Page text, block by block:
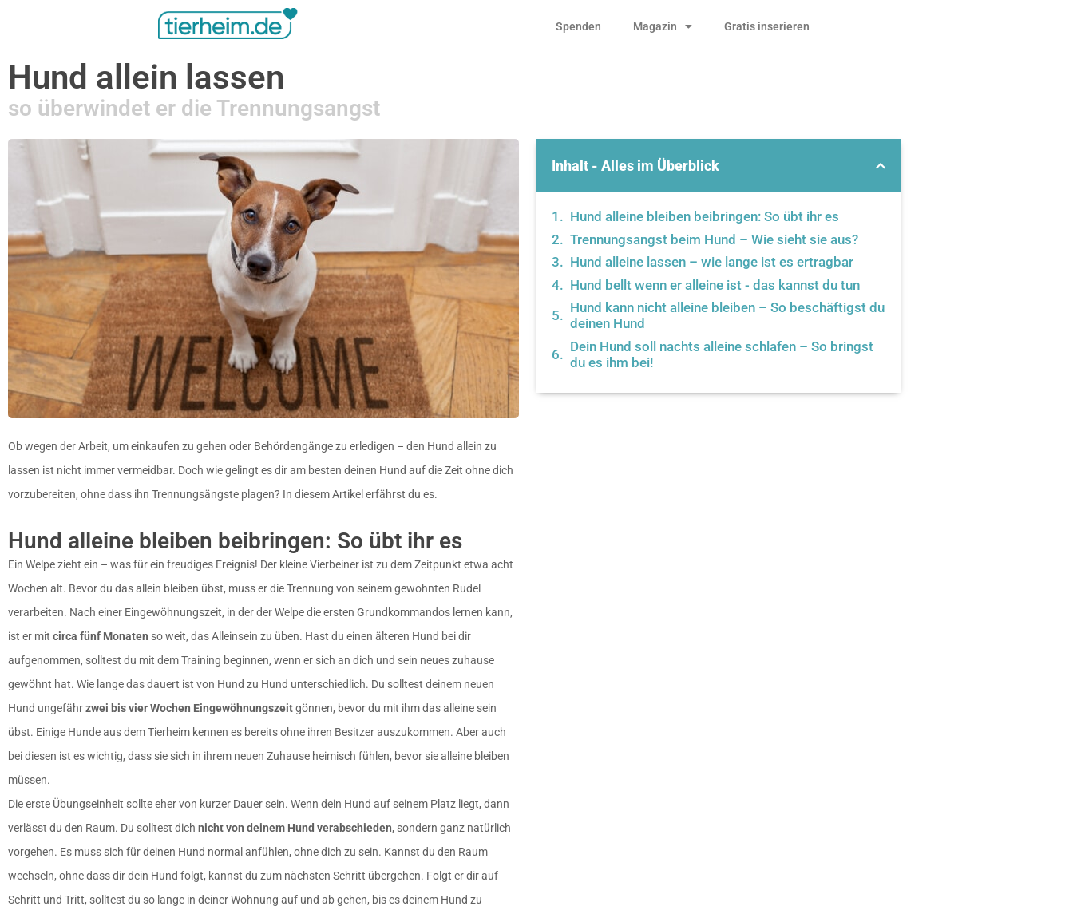
Spenden Magazin Gratis inserieren
Hund allein lassen
so überwindet er die Trennungsangst
Inhalt - Alles im Überblick
Hund alleine bleiben beibringen: So übt ihr es
Trennungsangst beim Hund – Wie sieht sie aus?
Hund alleine lassen – wie lange ist es ertragbar
Hund bellt wenn er alleine ist - das kannst du tun
Hund kann nicht alleine bleiben – So beschäftigst du
deinen Hund
Dein Hund soll nachts alleine schlafen – So bringst
du es ihm bei!
Ob wegen der Arbeit, um einkaufen zu gehen oder Behördengänge zu erledigen – den Hund allein zu
lassen ist nicht immer vermeidbar. Doch wie gelingt es dir am besten deinen Hund auf die Zeit ohne dich
vorzubereiten, ohne dass ihn Trennungsängste plagen? In diesem Artikel erfährst du es.
Hund alleine bleiben beibringen: So übt ihr es
Ein Welpe zieht ein – was für ein freudiges Ereignis! Der kleine Vierbeiner ist zu dem Zeitpunkt etwa acht
Wochen alt. Bevor du das allein bleiben übst, muss er die Trennung von seinem gewohnten Rudel
verarbeiten. Nach einer Eingewöhnungszeit, in der der Welpe die ersten Grundkommandos lernen kann,
ist er mit circa fünf Monaten so weit, das Alleinsein zu üben. Hast du einen älteren Hund bei dir
aufgenommen, solltest du mit dem Training beginnen, wenn er sich an dich und sein neues zuhause
gewöhnt hat. Wie lange das dauert ist von Hund zu Hund unterschiedlich. Du solltest deinem neuen
Hund ungefährzwei bis vier Wochen Eingewöhnungszeitgönnen, bevor du mit ihm das alleine sein
übst. Einige Hunde aus dem Tierheim kennen es bereits ohne ihren Besitzer auszukommen. Aber auch
bei diesen ist es wichtig, dass sie sich in ihrem neuen Zuhause heimisch fühlen, bevor sie alleine bleiben
müssen.
Die erste Übungseinheit sollte eher von kurzer Dauer sein. Wenn dein Hund auf seinem Platz liegt, dann
verlässt du den Raum. Du solltest dich nicht von deinem Hund verabschieden, sondern ganz natürlich
vorgehen. Es muss sich für deinen Hund normal anfühlen, ohne dich zu sein. Kannst du den Raum
wechseln, ohne dass dir dein Hund folgt, kannst du zum nächsten Schritt übergehen. Folgt er dir auf
Schritt und Tritt, solltest du so lange in deiner Wohnung auf und ab gehen, bis es deinem Hund zu